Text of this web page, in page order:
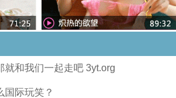
就和我们一起走吧 3yt.org
国际玩笑？